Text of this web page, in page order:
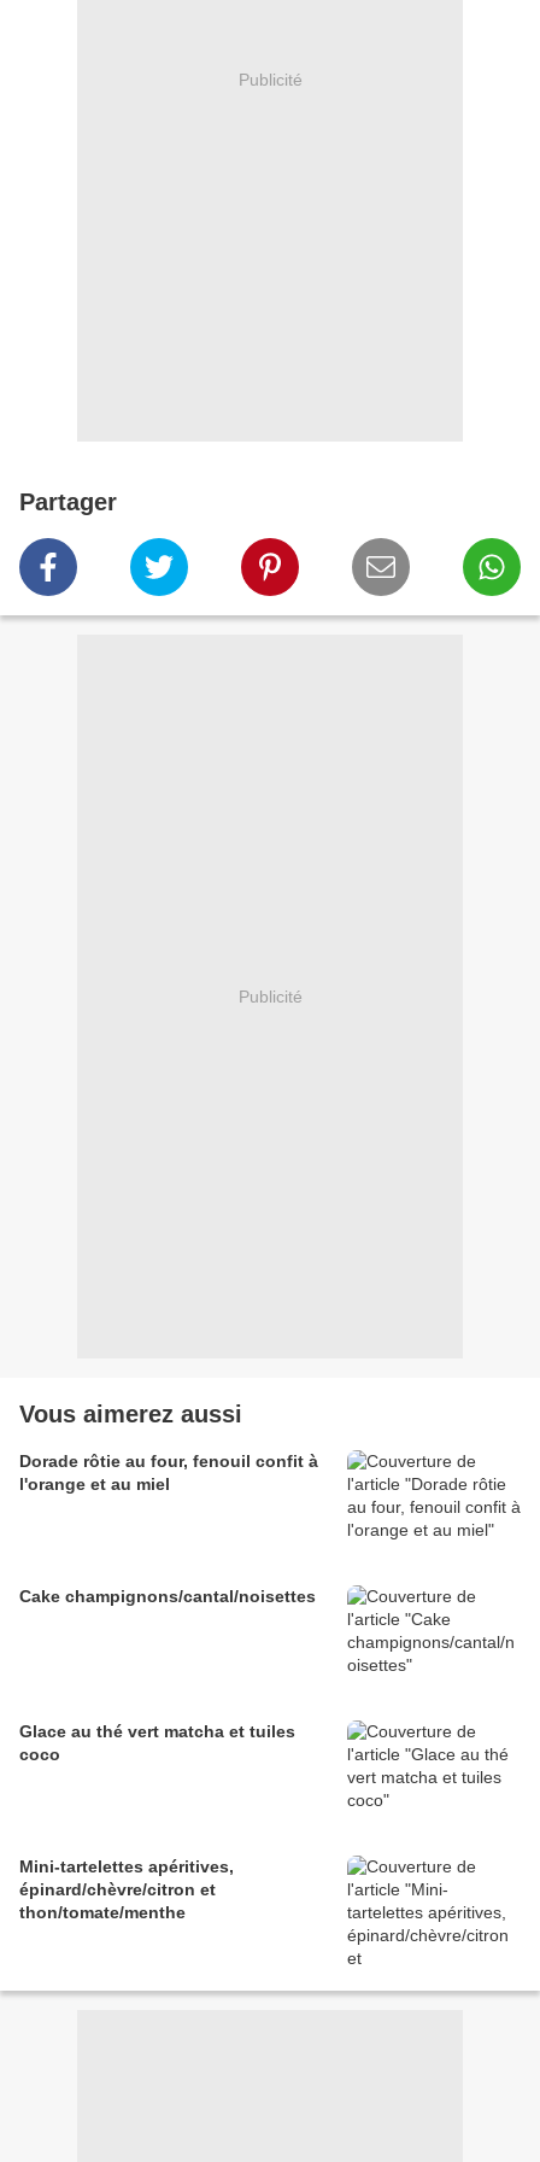
Publicité
Partager
Publicité
Vous aimerez aussi
Dorade rôtie au four, fenouil confit à
l'orange et au miel
Cake champignons/cantal/noisettes
Glace au thé vert matcha et tuiles
coco
Mini-tartelettes apéritives,
épinard/chèvre/citron et
thon/tomate/menthe